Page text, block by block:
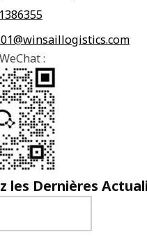
:
les Dernières